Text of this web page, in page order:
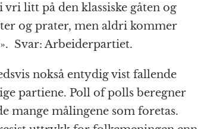
litt på den klassiske gåten og
og prater, men aldri kommer
Svar: Arbeiderpartiet.
nokså entydig vist fallende
partiene. Poll of polls beregner
mange målingene som foretas.